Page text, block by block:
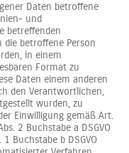
Daten betroffene
und
betreffenden
die betroffene Person
in einem
Format zu
Daten einem anderen
den Verantwortlichen,
wurden, zu
Einwilligung gemäß Art.
2 Buchstabe a DSGVO
Buchstabe b DSGVO